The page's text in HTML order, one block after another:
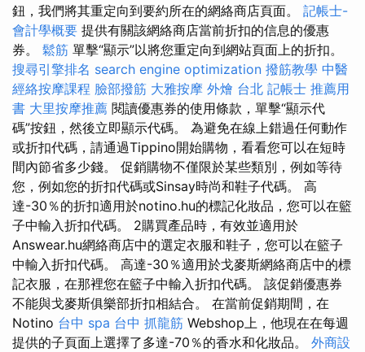
鈕，我們將其重定向到要約所在的網絡商店頁面。 記帳士-
會計學概要 提供有關該網絡商店當前折扣的信息的優惠
券。 鬆筋 單擊“顯示”以將您重定向到網站頁面上的折扣。
搜尋引擎排名 search engine optimization 撥筋教學 中醫
經絡按摩課程 臉部撥筋 大雅按摩 外燴 台北 記帳士 推薦用
書 大里按摩推薦 閱讀優惠券的使用條款，單擊“顯示代
碼”按鈕，然後立即顯示代碼。 為避免在線上錯過任何動作
或折扣代碼，請通過Tippino開始購物，看看您可以在短時
間內節省多少錢。 促銷購物不僅限於某些類別，例如等待
您，例如您的折扣代碼或Sinsay時尚和鞋子代碼。 高
達-30％的折扣適用於notino.hu的標記化妝品，您可以在籃
子中輸入折扣代碼。 2購買產品時，有效並適用於
Answear.hu網絡商店中的選定衣服和鞋子，您可以在籃子
中輸入折扣代碼。 高達-30％適用於戈麥斯網絡商店中的標
記衣服，在那裡您在籃子中輸入折扣代碼。 該促銷優惠券
不能與戈麥斯俱樂部折扣相結合。 在當前促銷期間，在
Notino 台中 spa 台中 抓龍筋 Webshop上，他現在在每週
提供的子頁面上選擇了多達-70％的香水和化妝品。 外商設